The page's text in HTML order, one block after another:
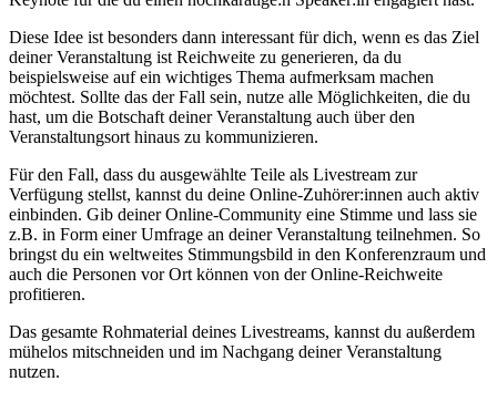
Diese Idee ist besonders dann interessant für dich, wenn es das Ziel
deiner Veranstaltung ist Reichweite zu generieren, da du
beispielsweise auf ein wichtiges Thema aufmerksam machen
möchtest. Sollte das der Fall sein, nutze alle Möglichkeiten, die du
hast, um die Botschaft deiner Veranstaltung auch über den
Veranstaltungsort hinaus zu kommunizieren.
Für den Fall, dass du ausgewählte Teile als Livestream zur
Verfügung stellst, kannst du deine Online-Zuhörer:innen auch aktiv
einbinden. Gib deiner Online-Community eine Stimme und lass sie
z.B. in Form einer Umfrage an deiner Veranstaltung teilnehmen. So
bringst du ein weltweites Stimmungsbild in den Konferenzraum und
auch die Personen vor Ort können von der Online-Reichweite
profitieren.
Das gesamte Rohmaterial deines Livestreams, kannst du außerdem
mühelos mitschneiden und im Nachgang deiner Veranstaltung
nutzen.